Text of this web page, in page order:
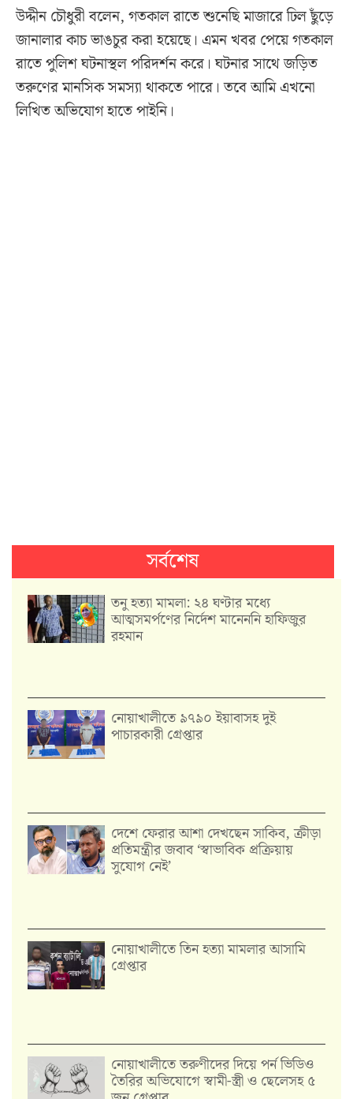
উদ্দীন চৌধুরী বলেন, গতকাল রাতে শুনেছি মাজারে ঢিল ছুঁড়ে
জানালার কাচ ভাঙচুর করা হয়েছে। এমন খবর পেয়ে গতকাল
রাতে পুলিশ ঘটনাস্থল পরিদর্শন করে। ঘটনার সাথে জড়িত
তরুণের মানসিক সমস্যা থাকতে পারে। তবে আমি এখনো
লিখিত অভিযোগ হাতে পাইনি।
সর্বশেষ
তনু হত্যা মামলা: ২৪ ঘণ্টার মধ্যে
আত্মসমর্পণের নির্দেশ মানেননি হাফিজুর
রহমান
নোয়াখালীতে ৯৭৯০ ইয়াবাসহ দুই
পাচারকারী গ্রেপ্তার
দেশে ফেরার আশা দেখছেন সাকিব, ক্রীড়া
প্রতিমন্ত্রীর জবাব ‘স্বাভাবিক প্রক্রিয়ায়
সুযোগ নেই’
নোয়াখালীতে তিন হত্যা মামলার আসামি
গ্রেপ্তার
নোয়াখালীতে তরুণীদের দিয়ে পর্ন ভিডিও
তৈরির অভিযোগে স্বামী-স্ত্রী ও ছেলেসহ ৫